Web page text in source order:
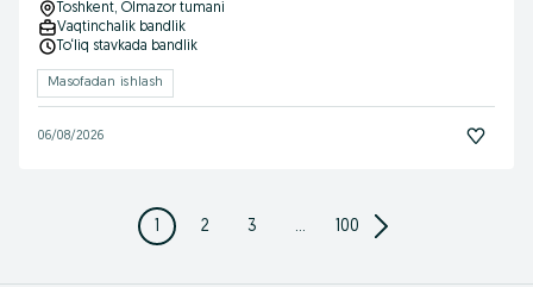
Toshkent, Olmazor tumani
Vaqtinchalik bandlik
To‘liq stavkada bandlik
Masofadan ishlash
06/08/2026
1 2 3 ... 100